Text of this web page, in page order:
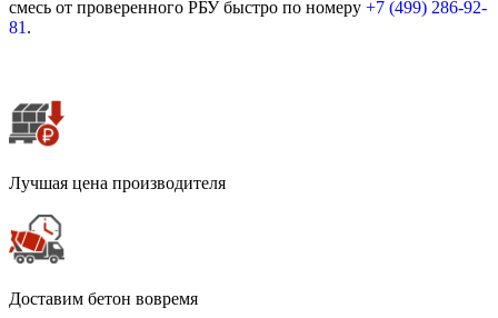
смесь от проверенного РБУ быстро по номеру +7 (499) 286-92-
81 .
Лучшая цена производителя
Доставим бетон вовремя